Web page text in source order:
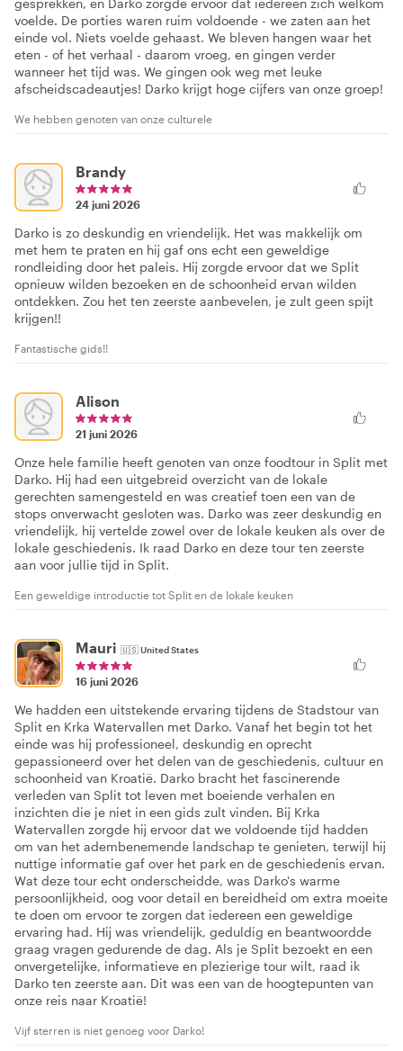
gesprekken, en Darko zorgde ervoor dat iedereen zich welkom
voelde. De porties waren ruim voldoende - we zaten aan het
einde vol. Niets voelde gehaast. We bleven hangen waar het
eten - of het verhaal - daarom vroeg, en gingen verder
wanneer het tijd was. We gingen ook weg met leuke
afscheidscadeautjes! Darko krijgt hoge cijfers van onze groep!
We hebben genoten van onze culturele
Brandy
24 juni 2026
Darko is zo deskundig en vriendelijk. Het was makkelijk om
met hem te praten en hij gaf ons echt een geweldige
rondleiding door het paleis. Hij zorgde ervoor dat we Split
opnieuw wilden bezoeken en de schoonheid ervan wilden
ontdekken. Zou het ten zeerste aanbevelen, je zult geen spijt
krijgen!!
Fantastische gids!!
Alison
21 juni 2026
Onze hele familie heeft genoten van onze foodtour in Split met
Darko. Hij had een uitgebreid overzicht van de lokale
gerechten samengesteld en was creatief toen een van de
stops onverwacht gesloten was. Darko was zeer deskundig en
vriendelijk, hij vertelde zowel over de lokale keuken als over de
lokale geschiedenis. Ik raad Darko en deze tour ten zeerste
aan voor jullie tijd in Split.
Een geweldige introductie tot Split en de lokale keuken
Mauri 🇺🇸United States
16 juni 2026
We hadden een uitstekende ervaring tijdens de Stadstour van
Split en Krka Watervallen met Darko. Vanaf het begin tot het
einde was hij professioneel, deskundig en oprecht
gepassioneerd over het delen van de geschiedenis, cultuur en
schoonheid van Kroatië. Darko bracht het fascinerende
verleden van Split tot leven met boeiende verhalen en
inzichten die je niet in een gids zult vinden. Bij Krka
Watervallen zorgde hij ervoor dat we voldoende tijd hadden
om van het adembenemende landschap te genieten, terwijl hij
nuttige informatie gaf over het park en de geschiedenis ervan.
Wat deze tour echt onderscheidde, was Darko's warme
persoonlijkheid, oog voor detail en bereidheid om extra moeite
te doen om ervoor te zorgen dat iedereen een geweldige
ervaring had. Hij was vriendelijk, geduldig en beantwoordde
graag vragen gedurende de dag. Als je Split bezoekt en een
onvergetelijke, informatieve en plezierige tour wilt, raad ik
Darko ten zeerste aan. Dit was een van de hoogtepunten van
onze reis naar Kroatië!
Vijf sterren is niet genoeg voor Darko!